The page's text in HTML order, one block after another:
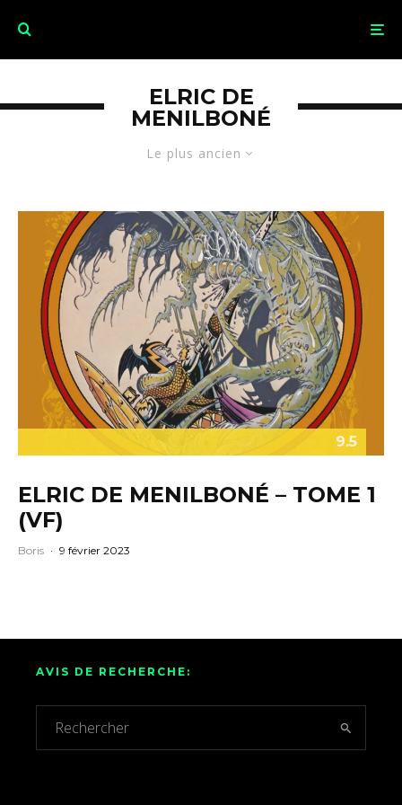
Le plus ancien
ELRIC DE
MENILBONÉ
9.5
ELRIC DE MENILBONÉ – TOME 1
(VF)
Boris · 9 février 2023
AVIS DE RECHERCHE: